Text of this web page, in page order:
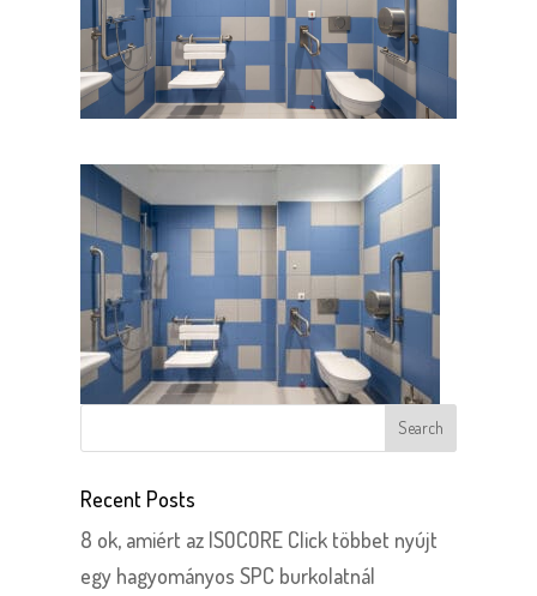
Recent Posts
8 ok, amiért az ISOCORE Click többet nyújt
egy hagyományos SPC burkolatnál